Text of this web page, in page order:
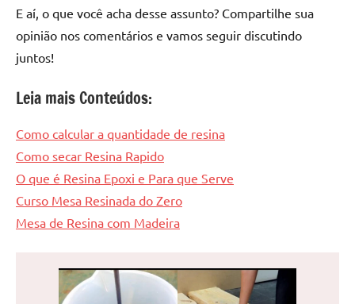
E aí, o que você acha desse assunto? Compartilhe sua
opinião nos comentários e vamos seguir discutindo
juntos!
Leia mais Conteúdos:
Como calcular a quantidade de resina
Como secar Resina Rapido
O que é Resina Epoxi e Para que Serve
Curso Mesa Resinada do Zero
Mesa de Resina com Madeira